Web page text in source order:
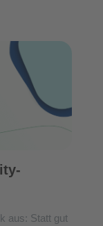
aus: Statt gut